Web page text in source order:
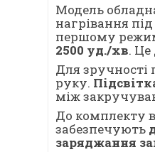
Модель
нагрівання
першому
2500 уд./хв. Це
Для зручності
руку.
між
До комплекту
забезпечують
заряджання